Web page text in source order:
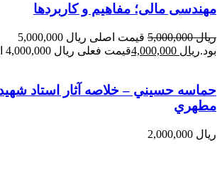
مهندسی مالی؛ مفاهیم و کاربردها
ریال5,000,000
قیمت اصلی ریال 5,000,000
بود.ریال قیمت فعلی ریال 4,000,000 است.
حماسه حسيني – خلاصه آثار استاد
مطهري
ریال